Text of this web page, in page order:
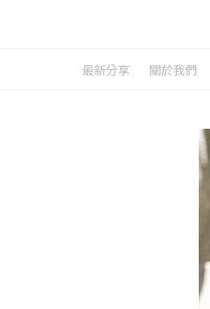
最新分享 關於我們